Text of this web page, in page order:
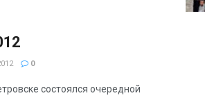
0
состоялся очередной